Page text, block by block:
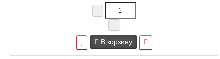
-
+
В корзину